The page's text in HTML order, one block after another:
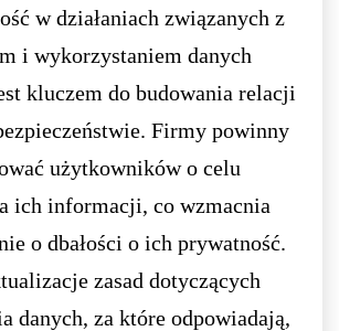
w działaniach związanych z
i wykorzystaniem danych
kluczem do budowania relacji
Firmy powinny
użytkowników o celu
ich informacji, co wzmacnia
o dbałości o ich prywatność.
zasad dotyczących
danych, za które odpowiadają,